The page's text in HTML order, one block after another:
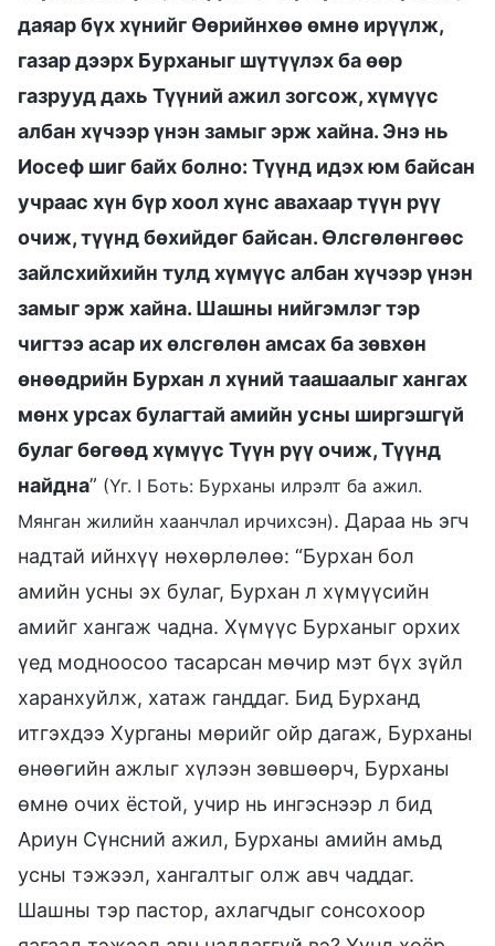
даяар бүх хүнийг Өөрийнхөө өмнө ирүүлж,
газар дээрх Бурханыг шүтүүлэх ба өөр
газрууд дахь Түүний ажил зогсож, хүмүүс
албан хүчээр үнэн замыг эрж хайна. Энэ нь
Иосеф шиг байх болно: Түүнд идэх юм байсан
учраас хүн бүр хоол хүнс авахаар түүн рүү
очиж, түүнд бөхийдөг байсан. Өлсгөлөнгөөс
зайлсхийхийн тулд хүмүүс албан хүчээр үнэн
замыг эрж хайна. Шашны нийгэмлэг тэр
чигтээ асар их өлсгөлөн амсах ба зөвхөн
өнөөдрийн Бурхан л хүний таашаалыг хангах
мөнх урсах булагтай амийн усны ширгэшгүй
булаг бөгөөд хүмүүс Түүн рүү очиж, Түүнд
найдна” (Үг. I Боть: Бурханы илрэлт ба ажил.
Мянган жилийн хаанчлал ирчихсэн). Дараа нь эгч
надтай ийнхүү нөхөрлөлөө: “Бурхан бол
амийн усны эх булаг, Бурхан л хүмүүсийн
амийг хангаж чадна. Хүмүүс Бурханыг орхих
үед модноосоо тасарсан мөчир мэт бүх зүйл
харанхуйлж, хатаж ганддаг. Бид Бурханд
итгэхдээ Хурганы мөрийг ойр дагаж, Бурханы
өнөөгийн ажлыг хүлээн зөвшөөрч, Бурханы
өмнө очих ёстой, учир нь ингэснээр л бид
Ариун Сүнсний ажил, Бурханы амийн амьд
усны тэжээл, хангалтыг олж авч чаддаг.
Шашны тэр пастор, ахлагчдыг сонсохоор